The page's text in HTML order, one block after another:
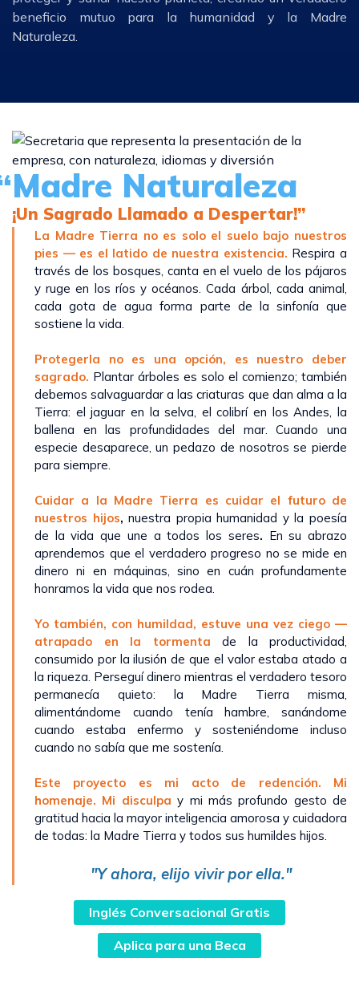
beneficio mutuo para la humanidad y la Madre
Naturaleza.
Naturaleza
¡Un Sagrado Llamado a Despertar!”
La Madre Tierra no es solo el suelo bajo nuestros
pies — es el latido de nuestra existencia. Respira a
través de los bosques, canta en el vuelo de los pájaros
y ruge en los ríos y océanos. Cada árbol, cada animal,
cada gota de agua forma parte de la sinfonía que
sostiene la vida.
Protegerla no es una opción, es nuestro deber
sagrado. Plantar árboles es solo el comienzo; también
debemos salvaguardar a las criaturas que dan alma a la
Tierra: el jaguar en la selva, el colibrí en los Andes, la
ballena en las profundidades del mar. Cuando una
especie desaparece, un pedazo de nosotros se pierde
para siempre.
Cuidar a la Madre Tierra es cuidar el futuro de
nuestros hijos,nuestra propia humanidad y la poesía
de la vida que une a todos los seres. En su abrazo
aprendemos que el verdadero progreso no se mide en
dinero ni en máquinas, sino en cuán profundamente
honramos la vida que nos rodea.
Yo también, con humildad, estuve una vez ciego —
atrapado en la tormenta de la productividad,
consumido por la ilusión de que el valor estaba atado a
la riqueza. Perseguí dinero mientras el verdadero tesoro
permanecía quieto: la Madre Tierra misma,
alimentándome cuando tenía hambre, sanándome
cuando estaba enfermo y sosteniéndome incluso
cuando no sabía que me sostenía.
Este proyecto es mi acto de redención. Mi
homenaje. Mi disculpa y mi más profundo gesto de
gratitud hacia la mayor inteligencia amorosa y cuidadora
de todas: la Madre Tierra y todos sus humildes hijos.
"Y ahora, elijo vivir por ella."
Inglés Conversacional Gratis
Aplica para una Beca